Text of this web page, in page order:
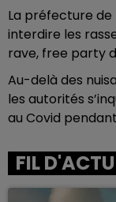
La préfecture
interdire les
rave, free party
Au-delà des
les autorités
au Covid
FIL